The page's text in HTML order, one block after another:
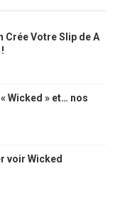
Crée Votre Slip de A
Wicked » et… nos
voir Wicked